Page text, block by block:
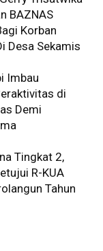
BAZNAS
Korban
Desa Sekamis
Imbau
di
Demi
Tingkat 2,
R-KUA
Tahun